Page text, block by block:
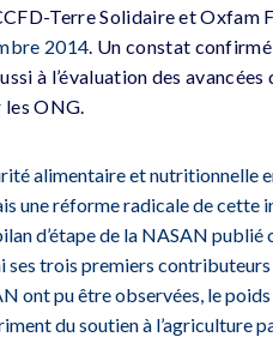
Terre Solidaire et Oxfam
2014. Un constat
à l’évaluation des
les ONG.
alimentaire et nutritionnelle
une réforme radicale de cette
d’étape de la NASAN
ses trois premiers
ont pu être observées, le
du soutien à l’agriculture